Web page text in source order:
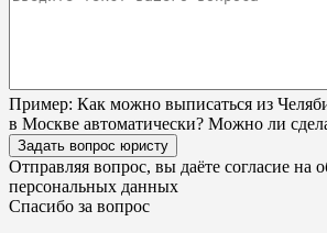
Пример: Как можно выписаться из
в Москве автоматически? Можно ли
Задать вопрос юристу
Отправляя вопрос, вы даёте согласие на
персональных данных
Спасибо за вопрос